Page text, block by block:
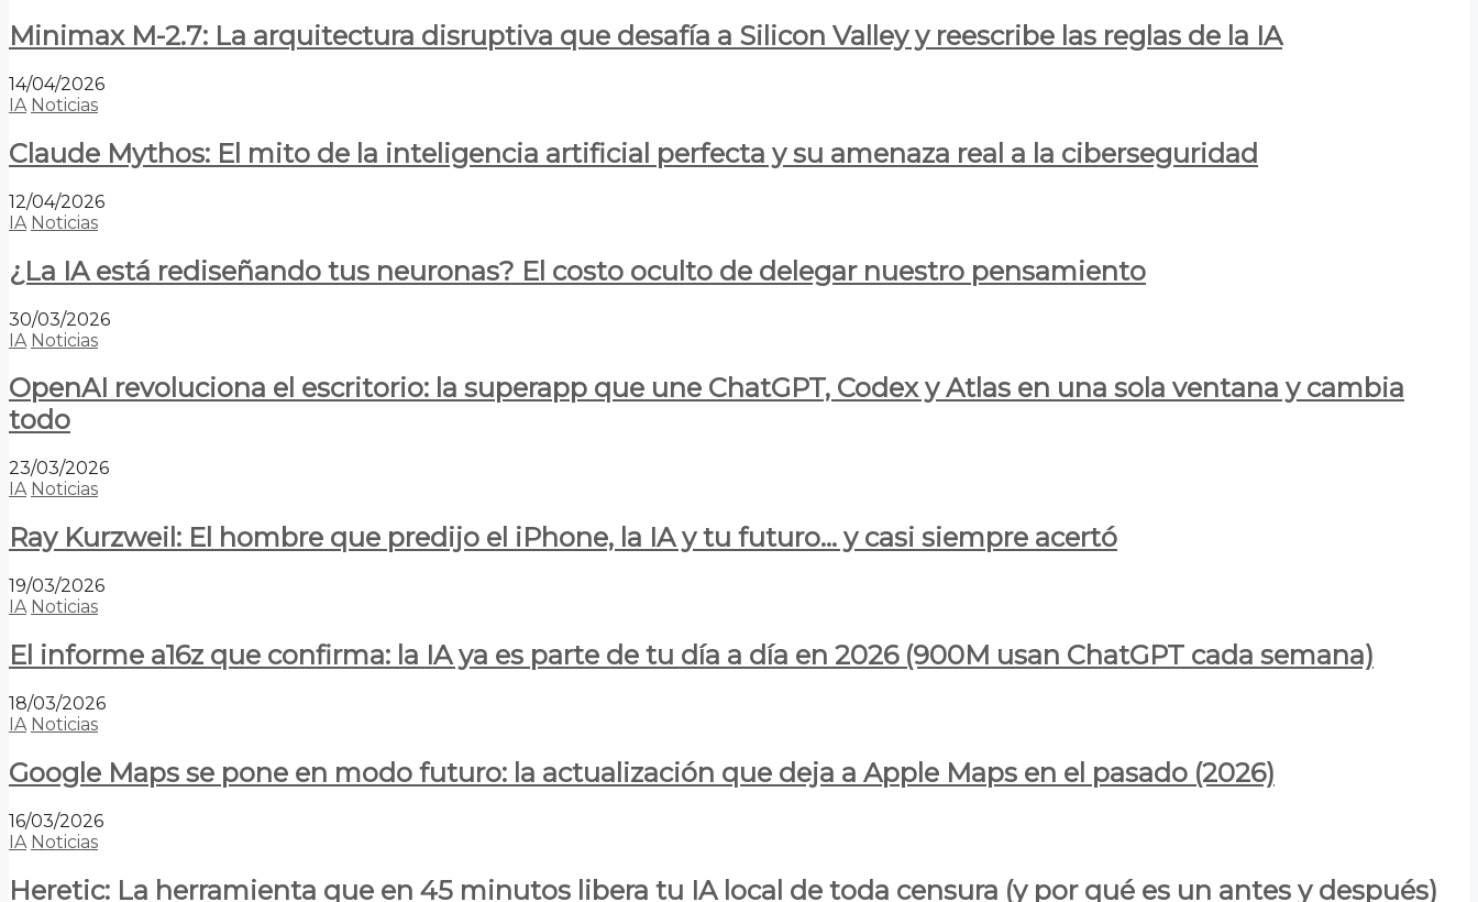
Minimax M-2.7: La arquitectura disruptiva que desafía a Silicon Valley y reescribe las reglas de la IA
14/04/2026
IA Noticias
Claude Mythos: El mito de la inteligencia artificial perfecta y su amenaza real a la ciberseguridad
12/04/2026
IA Noticias
¿La IA está rediseñando tus neuronas? El costo oculto de delegar nuestro pensamiento
30/03/2026
IA Noticias
OpenAI revoluciona el escritorio: la superapp que une ChatGPT, Codex y Atlas en una sola ventana y cambia
todo
23/03/2026
IA Noticias
Ray Kurzweil: El hombre que predijo el iPhone, la IA y tu futuro… y casi siempre acertó
19/03/2026
IA Noticias
El informe a16z que confirma: la IA ya es parte de tu día a día en 2026 (900M usan ChatGPT cada semana)
18/03/2026
IA Noticias
Google Maps se pone en modo futuro: la actualización que deja a Apple Maps en el pasado (2026)
16/03/2026
IA Noticias
Heretic: La herramienta que en 45 minutos libera tu IA local de toda censura (y por qué es un antes y después)